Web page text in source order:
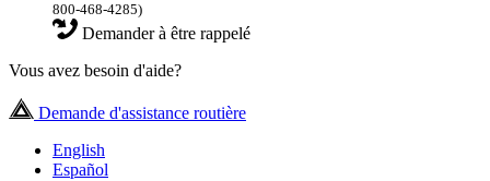
800-468-4285)
Demander à être rappelé
Vous avez besoin d'aide?
Demande d'assistance routière
English
Español